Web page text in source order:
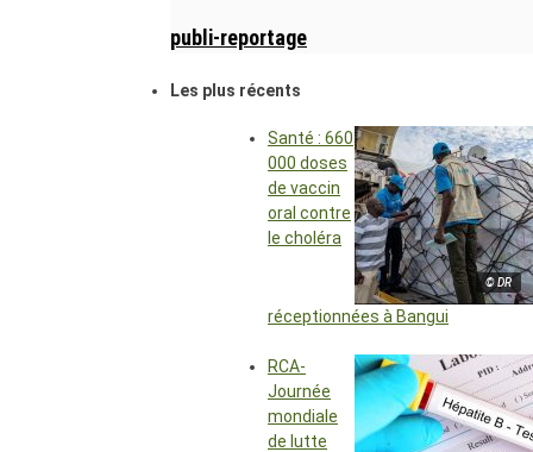
publi-reportage
Les plus récents
© DR
Santé : 660
000 doses
de vaccin
oral contre
le choléra
réceptionnées à Bangui
RCA-
Journée
mondiale
de lutte